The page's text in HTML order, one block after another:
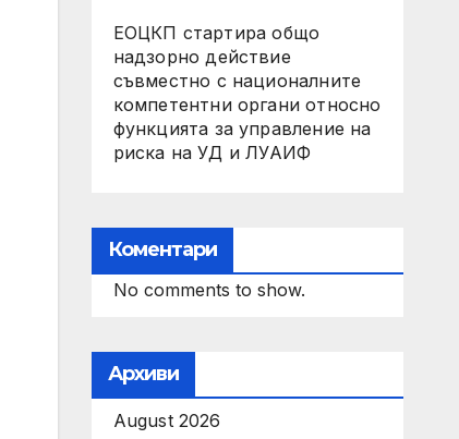
ЕОЦКП стартира общо
надзорно действие
съвместно с националните
компетентни органи относно
функцията за управление на
риска на УД и ЛУАИФ
Коментари
No comments to show.
Архиви
August 2026